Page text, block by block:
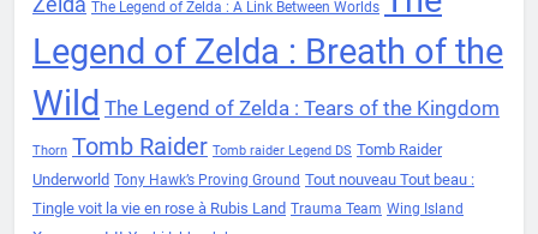
Zelda The Legend of Zelda : A Link Between Worlds
Legend of Zelda : Breath of the
Wild The Legend of Zelda : Tears of the Kingdom
Thorn Tomb Raider Tomb raider Legend DS Tomb Raider
Underworld Tony Hawk’s Proving Ground Tout nouveau Tout beau :
Tingle voit la vie en rose à Rubis Land Trauma Team Wing Island